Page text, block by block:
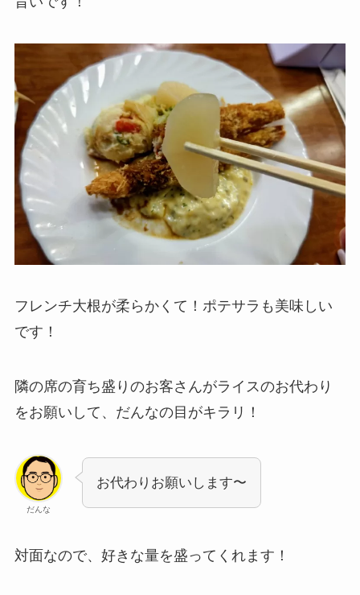
フレンチ大根が柔らかくて！ポテサラも美味しい
です！
隣の席の育ち盛りのお客さんがライスのお代わり
をお願いして、だんなの目がキラリ！
だんな
お代わりお願いします〜
対面なので、好きな量を盛ってくれます！